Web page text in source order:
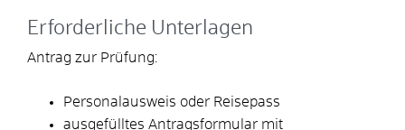
Erforderliche Unterlagen
Antrag zur Prüfung:
Personalausweis oder Reisepass
ausgefülltes Antragsformular mit